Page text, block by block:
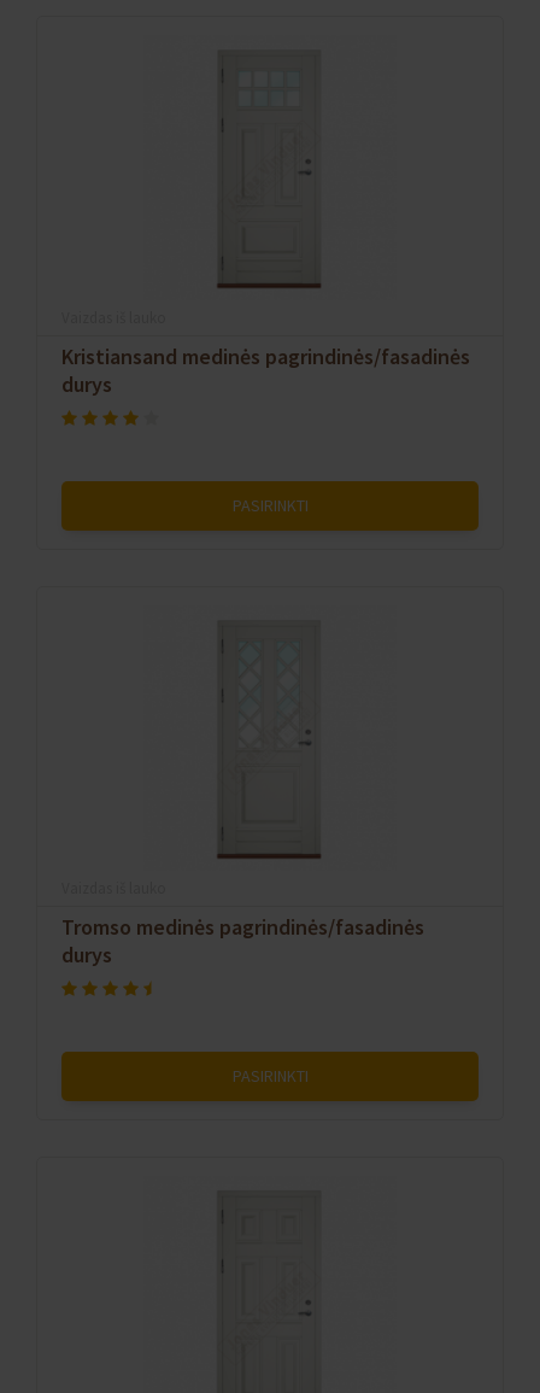
Kristiansand medinės pagrindinės/fasadinės
durys
PASIRINKTI
Tromso medinės pagrindinės/fasadinės
durys
PASIRINKTI